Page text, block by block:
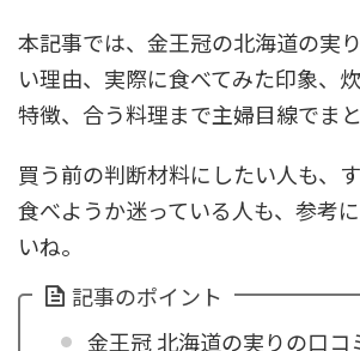
本記事では、金王冠の北海道の実
い理由、実際に食べてみた印象、
特徴、合う料理まで主婦目線でまと
買う前の判断材料にしたい人も、
食べようか迷っている人も、参考
いね。
記事のポイント
金王冠 北海道の実りの口コ